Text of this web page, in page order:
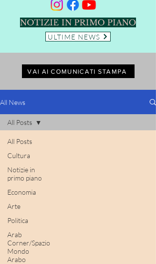
NOTIZIE IN PRIMO PIANO
ULTIME NEWS
VAI AI COMUNICATI STAMPA
All News
All Posts
Cultura
Notizie in
primo piano
Economia
Arte
Politica
Arab
Corner/Spazio
Mondo
Arabo
All Posts